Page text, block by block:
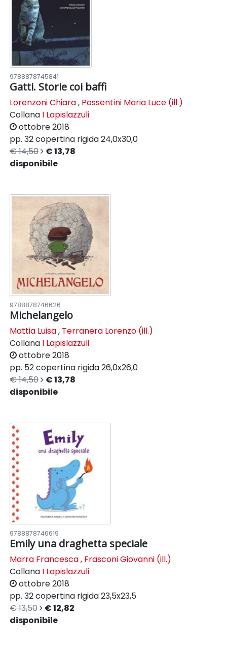
9788878745841
Gatti. Storie coi baffi
Lorenzoni Chiara, Possentini Maria Luce (ill.)
Collana I Lapislazzuli
ottobre 2018
pp. 32copertina rigida24,0x30,0
€ 14,50
€ 13,78
disponibile
9788878746626
Michelangelo
Mattia Luisa, Terranera Lorenzo (ill.)
Collana I Lapislazzuli
ottobre 2018
pp. 52copertina rigida26,0x26,0
€ 14,50
€ 13,78
disponibile
9788878746619
Emily una draghetta speciale
Marra Francesca, Frasconi Giovanni (ill.)
Collana I Lapislazzuli
ottobre 2018
pp. 32copertina rigida23,5x23,5
€ 13,50
€ 12,82
disponibile